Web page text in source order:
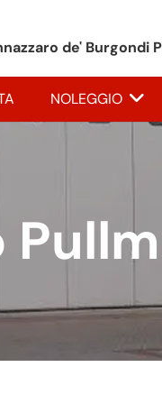
de' Burgondi
NOLEGGIO